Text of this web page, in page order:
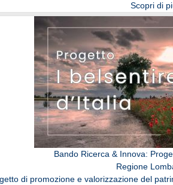
Scopri di
Bando Ricerca & Innova:
Regione
di promozione e valorizzazione del